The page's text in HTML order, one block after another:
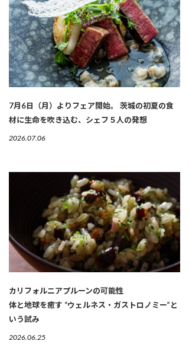
7月6日（月）よりフェア開始。 茨城の初夏の食
材に生命を吹き込む、シェフ５人の発想
2026.07.06
カリフォルニアプルーンの可能性
体と地球を癒す “ウェルネス・ガストロノミー”と
いう試み
2026.06.25